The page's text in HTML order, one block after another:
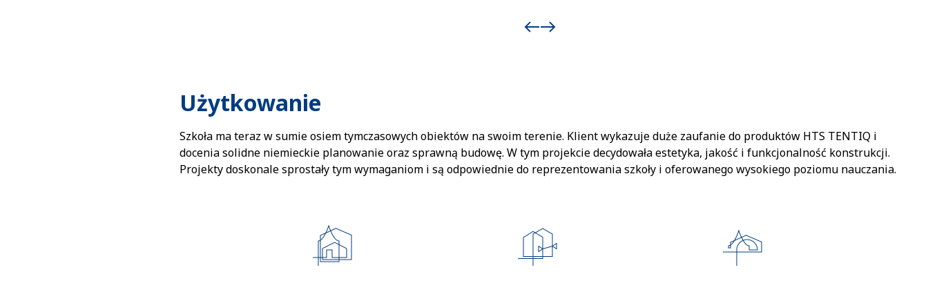
Użytkowanie
Szkoła ma teraz w sumie osiem tymczasowych obiektów na swoim terenie. Klient wykazuje duże zaufanie do produktów HTS TENTIQ i
docenia solidne niemieckie planowanie oraz sprawną budowę. W tym projekcie decydowała estetyka, jakość i funkcjonalność konstrukcji.
Projekty doskonale sprostały tym wymaganiom i są odpowiednie do reprezentowania szkoły i oferowanego wysokiego poziomu nauczania.